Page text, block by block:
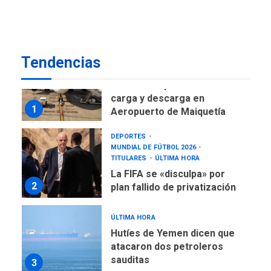
Tendencias
1
carga y descarga en
Aeropuerto de Maiquetía
2
DEPORTES
MUNDIAL DE FÚTBOL 2026
TITULARES
ÚLTIMA HORA
La FIFA se «disculpa» por
plan fallido de privatización
3
ÚLTIMA HORA
Hutíes de Yemen dicen que
atacaron dos petroleros
sauditas